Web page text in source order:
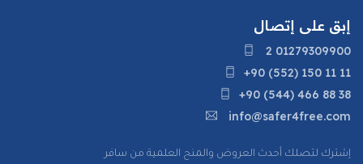
إبق على إتصال
2 01279309900
+90 (552) 150 11 11
+90 (544) 466 88 38
info@safer4free.com
إشترك لتصلك أحدث العروض والمنح العلمية من سافر